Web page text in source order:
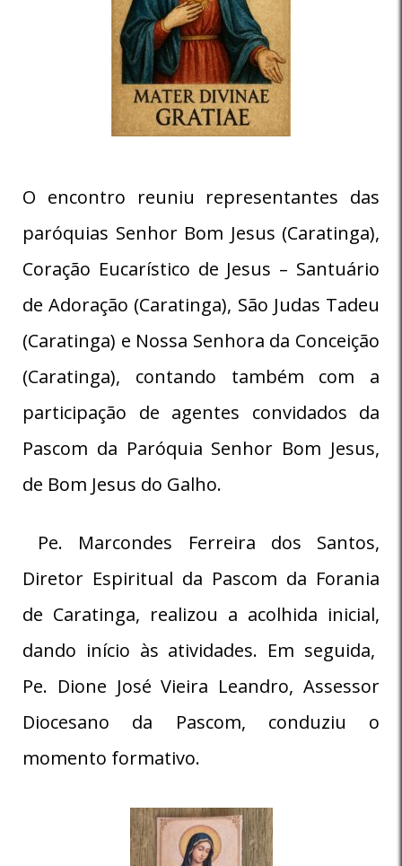
O encontro reuniu representantes das
paróquias Senhor Bom Jesus (Caratinga),
Coração Eucarístico de Jesus – Santuário
de Adoração (Caratinga), São Judas Tadeu
(Caratinga) e Nossa Senhora da Conceição
(Caratinga), contando também com a
participação de agentes convidados da
Pascom da Paróquia Senhor Bom Jesus,
de Bom Jesus do Galho.
Pe. Marcondes Ferreira dos Santos,
Diretor Espiritual da Pascom da Forania
de Caratinga, realizou a acolhida inicial,
dando início às atividades. Em seguida,
Pe. Dione José Vieira Leandro, Assessor
Diocesano da Pascom, conduziu o
momento formativo.